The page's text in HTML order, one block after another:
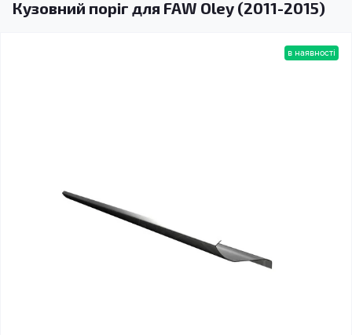
Кузовний поріг для FAW Oley (2011-2015)
в наявності